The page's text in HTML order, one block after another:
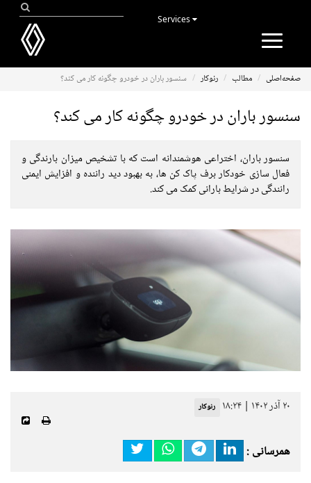
Toggle
صفحه‌اصلی مطالب رنوکار سنسور باران در خودرو چگونه کار می کند؟
سنسور باران در خودرو چگونه کار می کند؟
سنسور باران، اختراعی هوشمندانه است که با تشخیص میزان بارندگی و
فعال سازی خودکار برف پاک کن ها، به بهبود دید راننده و افزایش ایمنی
رانندگی در شرایط بارانی کمک می کند.
۲۰ آذر ۱۴۰۲ | ۱۸:۲۴ رنوکار
همرسانی :